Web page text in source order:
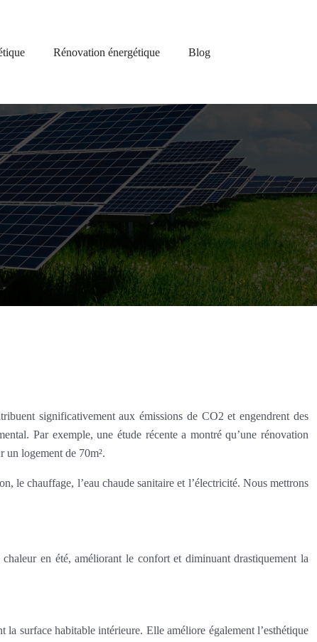
Rénovation énergétique Blog
significativement aux émissions de CO2 et engendrent des
Par exemple, une étude récente a montré qu’une rénovation
un logement de 70m².
le chauffage, l’eau chaude sanitaire et l’électricité. Nous mettrons
en été, améliorant le confort et diminuant drastiquement la
surface habitable intérieure. Elle améliore également l’esthétique